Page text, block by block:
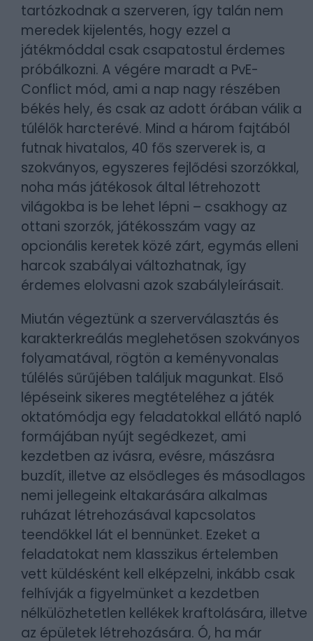
tartózkodnak a szerveren, így talán nem
meredek kijelentés, hogy ezzel a
játékmóddal csak csapatostul érdemes
próbálkozni. A végére maradt a PvE-
Conflict mód, ami a nap nagy részében
békés hely, és csak az adott órában válik a
túlélők harcterévé. Mind a három fajtából
futnak hivatalos, 40 fős szerverek is, a
szokványos, egyszeres fejlődési szorzókkal,
noha más játékosok által létrehozott
világokba is be lehet lépni – csakhogy az
ottani szorzók, játékosszám vagy az
opcionális keretek közé zárt, egymás elleni
harcok szabályai változhatnak, így
érdemes elolvasni azok szabályleírásait.
Miután végeztünk a szerverválasztás és
karakterkreálás meglehetősen szokványos
folyamatával, rögtön a keményvonalas
túlélés sűrűjében találjuk magunkat. Első
lépéseink sikeres megtételéhez a játék
oktatómódja egy feladatokkal ellátó napló
formájában nyújt segédkezet, ami
kezdetben az ivásra, evésre, mászásra
buzdít, illetve az elsődleges és másodlagos
nemi jellegeink eltakarására alkalmas
ruházat létrehozásával kapcsolatos
teendőkkel lát el bennünket. Ezeket a
feladatokat nem klasszikus értelemben
vett küldésként kell elképzelni, inkább csak
felhívják a figyelmünket a kezdetben
nélkülözhetetlen kellékek kraftolására, illetve
az épületek létrehozására. Ó, ha már